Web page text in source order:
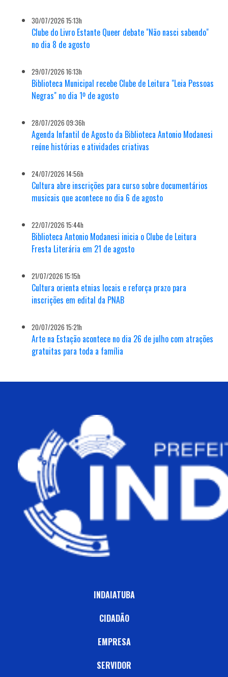
30/07/2026 15:13h
Clube do Livro Estante Queer debate "Não nasci sabendo"
no dia 8 de agosto
29/07/2026 16:13h
Biblioteca Municipal recebe Clube de Leitura "Leia Pessoas
Negras" no dia 1º de agosto
28/07/2026 09:36h
Agenda Infantil de Agosto da Biblioteca Antonio Modanesi
reúne histórias e atividades criativas
24/07/2026 14:56h
Cultura abre inscrições para curso sobre documentários
musicais que acontece no dia 6 de agosto
22/07/2026 15:44h
Biblioteca Antonio Modanesi inicia o Clube de Leitura
Fresta Literária em 21 de agosto
21/07/2026 15:15h
Cultura orienta etnias locais e reforça prazo para
inscrições em edital da PNAB
20/07/2026 15:21h
Arte na Estação acontece no dia 26 de julho com atrações
gratuitas para toda a família
INDAIATUBA
CIDADÃO
EMPRESA
SERVIDOR